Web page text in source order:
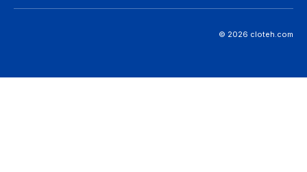
© 2026 cloteh.com